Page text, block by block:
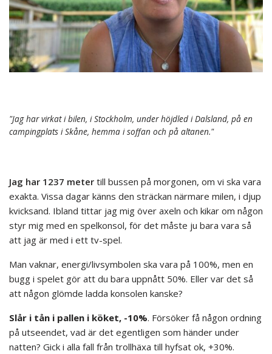
"Jag har virkat i bilen, i Stockholm, under höjdled i Dalsland, på en
campingplats i Skåne, hemma i soffan och på altanen."
Jag har 1237 meter till bussen på morgonen, om vi ska vara
exakta. Vissa dagar känns den sträckan närmare milen, i djup
kvicksand. Ibland tittar jag mig över axeln och kikar om någon
styr mig med en spelkonsol, för det måste ju bara vara så
att jag är med i ett tv-spel.
Man vaknar, energi/livsymbolen ska vara på 100%, men en
bugg i spelet gör att du bara uppnått 50%. Eller var det så
att någon glömde ladda konsolen kanske?
Slår i tån i pallen i köket, -10%. Försöker få någon ordning
på utseendet, vad är det egentligen som händer under
natten? Gick i alla fall från trollhäxa till hyfsat ok, +30%.